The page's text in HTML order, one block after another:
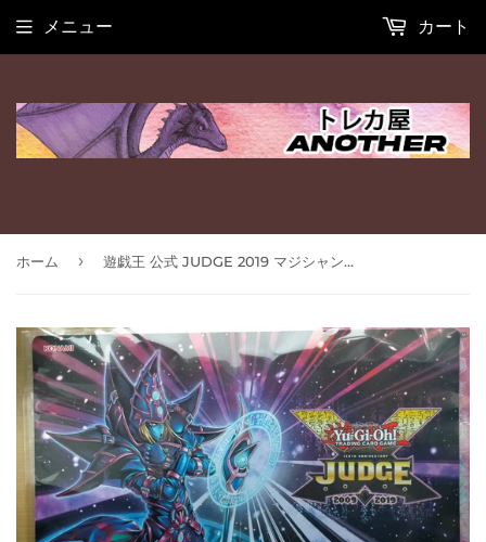
メニュー カート
ホーム › 遊戯王 公式 JUDGE 2019 マジシャンオブカオス プレイマット